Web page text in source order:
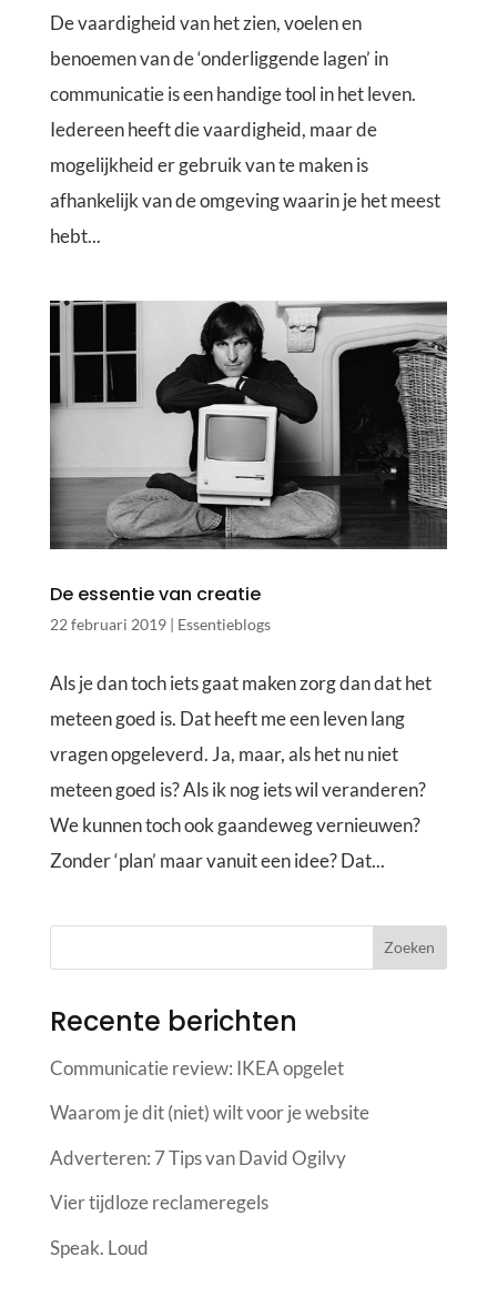
De vaardigheid van het zien, voelen en
benoemen van de ‘onderliggende lagen’ in
communicatie is een handige tool in het leven.
Iedereen heeft die vaardigheid, maar de
mogelijkheid er gebruik van te maken is
afhankelijk van de omgeving waarin je het meest
hebt...
De essentie van creatie
22 februari 2019| Essentieblogs
Als je dan toch iets gaat maken zorg dan dat het
meteen goed is. Dat heeft me een leven lang
vragen opgeleverd. Ja, maar, als het nu niet
meteen goed is? Als ik nog iets wil veranderen?
We kunnen toch ook gaandeweg vernieuwen?
Zonder ‘plan’ maar vanuit een idee? Dat...
Recente berichten
Communicatie review: IKEA opgelet
Waarom je dit (niet) wilt voor je website
Adverteren: 7 Tips van David Ogilvy
Vier tijdloze reclameregels
Speak. Loud